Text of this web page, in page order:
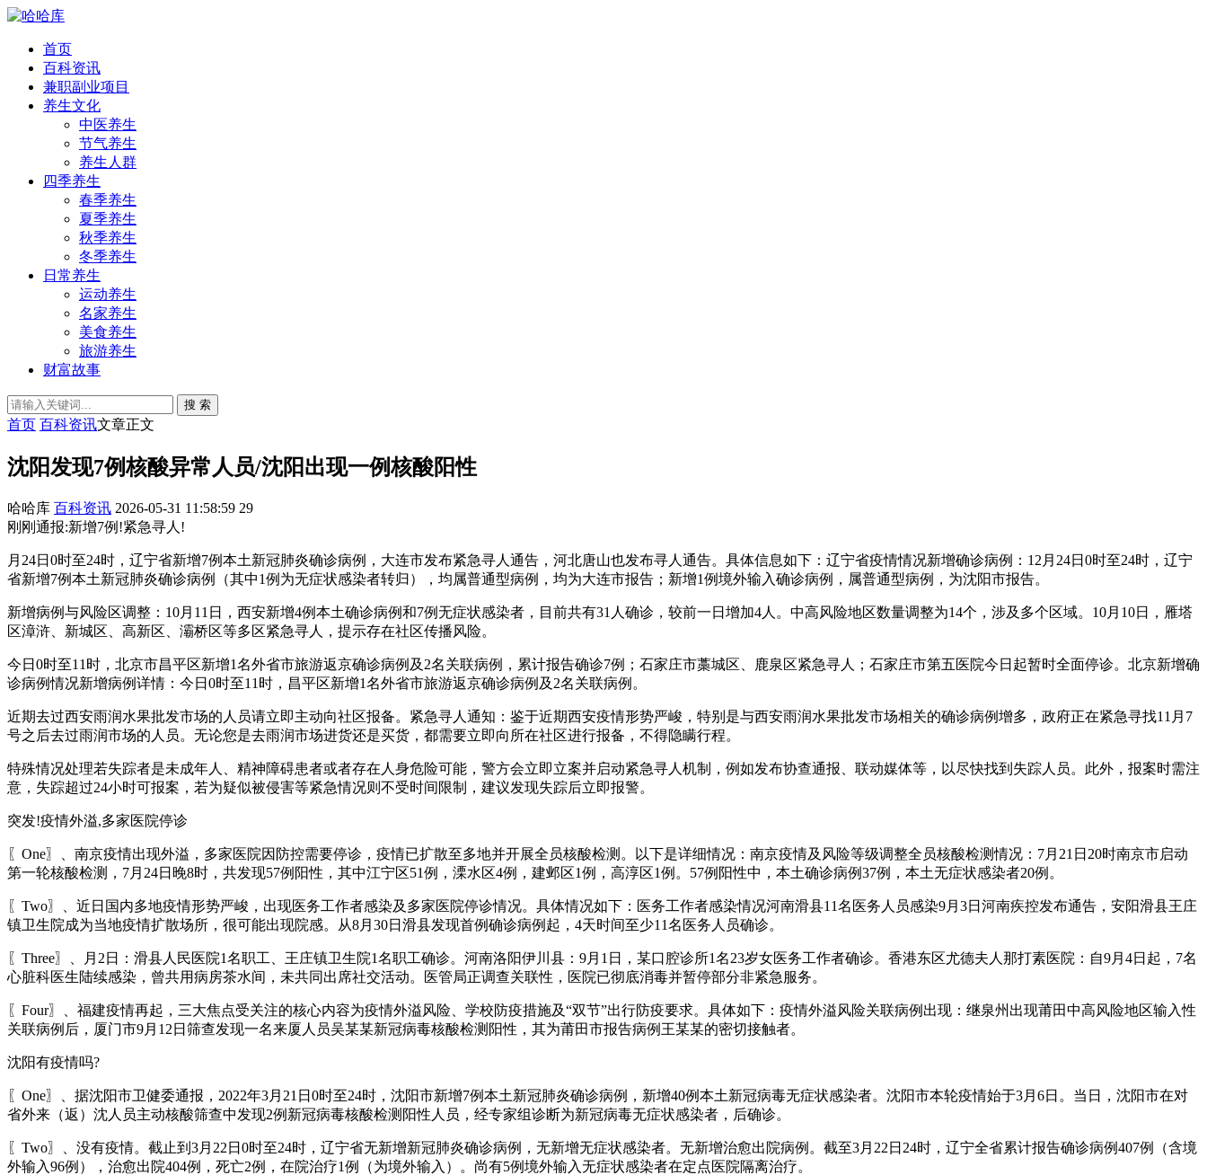
首页
百科资讯
兼职副业项目
养生文化
中医养生
节气养生
养生人群
四季养生
春季养生
夏季养生
秋季养生
冬季养生
日常养生
运动养生
名家养生
美食养生
旅游养生
财富故事
搜 索
首页 百科资讯文章正文
沈阳发现7例核酸异常人员/沈阳出现一例核酸阳性
哈哈库 百科资讯 2026-05-31 11:58:59 29
刚刚通报:新增7例!紧急寻人!
月24日0时至24时，辽宁省新增7例本土新冠肺炎确诊病例，大连市发布紧急寻人通告，河北唐山也发布寻人通告。具体信息如下：辽宁省疫情情况新增确诊病例：12月24日0时至24时，辽宁
省新增7例本土新冠肺炎确诊病例（其中1例为无症状感染者转归），均属普通型病例，均为大连市报告；新增1例境外输入确诊病例，属普通型病例，为沈阳市报告。
新增病例与风险区调整：10月11日，西安新增4例本土确诊病例和7例无症状感染者，目前共有31人确诊，较前一日增加4人。中高风险地区数量调整为14个，涉及多个区域。10月10日，雁塔
区漳浒、新城区、高新区、灞桥区等多区紧急寻人，提示存在社区传播风险。
今日0时至11时，北京市昌平区新增1名外省市旅游返京确诊病例及2名关联病例，累计报告确诊7例；石家庄市藁城区、鹿泉区紧急寻人；石家庄市第五医院今日起暂时全面停诊。北京新增确
诊病例情况新增病例详情：今日0时至11时，昌平区新增1名外省市旅游返京确诊病例及2名关联病例。
近期去过西安雨润水果批发市场的人员请立即主动向社区报备。紧急寻人通知：鉴于近期西安疫情形势严峻，特别是与西安雨润水果批发市场相关的确诊病例增多，政府正在紧急寻找11月7
号之后去过雨润市场的人员。无论您是去雨润市场进货还是买货，都需要立即向所在社区进行报备，不得隐瞒行程。
特殊情况处理若失踪者是未成年人、精神障碍患者或者存在人身危险可能，警方会立即立案并启动紧急寻人机制，例如发布协查通报、联动媒体等，以尽快找到失踪人员。此外，报案时需注
意，失踪超过24小时可报案，若为疑似被侵害等紧急情况则不受时间限制，建议发现失踪后立即报警。
突发!疫情外溢,多家医院停诊
〖One〗、南京疫情出现外溢，多家医院因防控需要停诊，疫情已扩散至多地并开展全员核酸检测。以下是详细情况：南京疫情及风险等级调整全员核酸检测情况：7月21日20时南京市启动
第一轮核酸检测，7月24日晚8时，共发现57例阳性，其中江宁区51例，溧水区4例，建邺区1例，高淳区1例。57例阳性中，本土确诊病例37例，本土无症状感染者20例。
〖Two〗、近日国内多地疫情形势严峻，出现医务工作者感染及多家医院停诊情况。具体情况如下：医务工作者感染情况河南滑县11名医务人员感染9月3日河南疾控发布通告，安阳滑县王庄
镇卫生院成为当地疫情扩散场所，很可能出现院感。从8月30日滑县发现首例确诊病例起，4天时间至少11名医务人员确诊。
〖Three〗、月2日：滑县人民医院1名职工、王庄镇卫生院1名职工确诊。河南洛阳伊川县：9月1日，某口腔诊所1名23岁女医务工作者确诊。香港东区尤德夫人那打素医院：自9月4日起，7名
心脏科医生陆续感染，曾共用病房茶水间，未共同出席社交活动。医管局正调查关联性，医院已彻底消毒并暂停部分非紧急服务。
〖Four〗、福建疫情再起，三大焦点受关注的核心内容为疫情外溢风险、学校防疫措施及“双节”出行防疫要求。具体如下：疫情外溢风险关联病例出现：继泉州出现莆田中高风险地区输入性
关联病例后，厦门市9月12日筛查发现一名来厦人员吴某某新冠病毒核酸检测阳性，其为莆田市报告病例王某某的密切接触者。
沈阳有疫情吗?
〖One〗、据沈阳市卫健委通报，2022年3月21日0时至24时，沈阳市新增7例本土新冠肺炎确诊病例，新增40例本土新冠病毒无症状感染者。沈阳市本轮疫情始于3月6日。当日，沈阳市在对
省外来（返）沈人员主动核酸筛查中发现2例新冠病毒核酸检测阳性人员，经专家组诊断为新冠病毒无症状感染者，后确诊。
〖Two〗、没有疫情。截止到3月22日0时至24时，辽宁省无新增新冠肺炎确诊病例，无新增无症状感染者。无新增治愈出院病例。截至3月22日24时，辽宁全省累计报告确诊病例407例（含境
外输入96例），治愈出院404例，死亡2例，在院治疗1例（为境外输入）。尚有5例境外输入无症状感染者在定点医院隔离治疗。